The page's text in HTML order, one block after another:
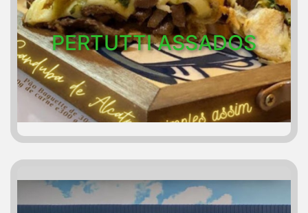
PERTUTTI ASSADOS